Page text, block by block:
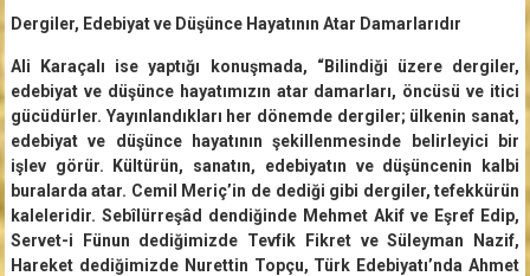
Dergiler, Edebiyat ve Düşünce Hayatının Atar Damarlarıdır
Ali Karaçalı ise yaptığı konuşmada, “Bilindiği üzere dergiler,
edebiyat ve düşünce hayatımızın atar damarları, öncüsü ve itici
gücüdürler. Yayınlandıkları her dönemde dergiler; ülkenin sanat,
edebiyat ve düşünce hayatının şekillenmesinde belirleyici bir
işlev görür. Kültürün, sanatın, edebiyatın ve düşüncenin kalbi
buralarda atar. Cemil Meriç’in de dediği gibi dergiler, tefekkürün
kaleleridir. Sebîlürreşâd dendiğinde Mehmet Akif ve Eşref Edip,
Servet-i Fünun dediğimizde Tevfik Fikret ve Süleyman Nazif,
Hareket dediğimizde Nurettin Topçu, Türk Edebiyatı’nda Ahmet